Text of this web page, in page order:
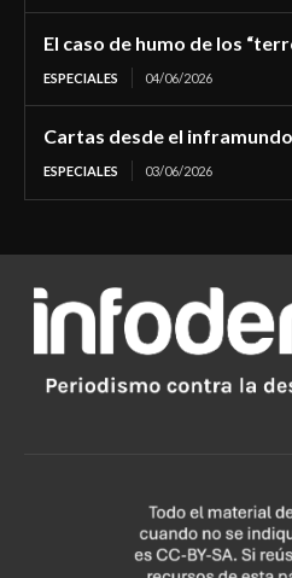
El caso de humo de los
ESPECIALES 04/06/2026
Cartas desde el inframundo
ESPECIALES 03/06/2026